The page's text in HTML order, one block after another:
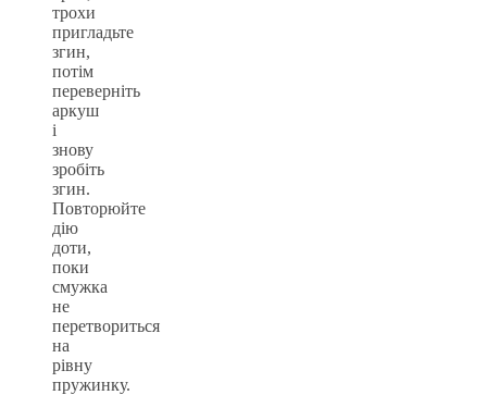
трохи
пригладьте
згин,
потім
переверніть
аркуш
і
знову
зробіть
згин.
Повторюйте
дію
доти,
поки
смужка
не
перетвориться
на
рівну
пружинку.